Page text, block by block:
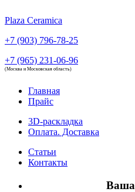
Plaza Ceramica
+7 (903) 796-78-25
+7 (965) 231-06-96
(Москва и Московская область)
Главная
Прайс
3D-раскладка
Оплата. Доставка
Статьи
Контакты
Ваша